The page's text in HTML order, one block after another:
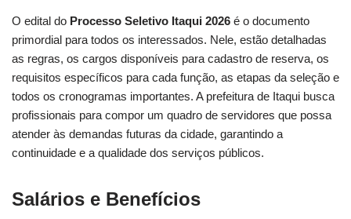
O edital do Processo Seletivo Itaqui 2026 é o documento
primordial para todos os interessados. Nele, estão detalhadas
as regras, os cargos disponíveis para cadastro de reserva, os
requisitos específicos para cada função, as etapas da seleção e
todos os cronogramas importantes. A prefeitura de Itaqui busca
profissionais para compor um quadro de servidores que possa
atender às demandas futuras da cidade, garantindo a
continuidade e a qualidade dos serviços públicos.
Salários e Benefícios